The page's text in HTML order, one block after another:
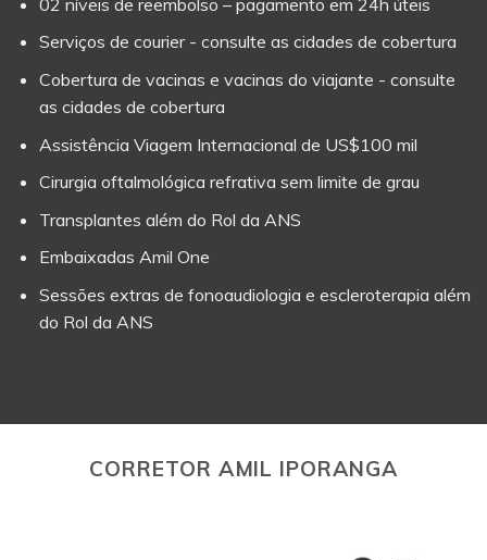
Serviços de courier - consulte as cidades de cobertura
Cobertura de vacinas e vacinas do viajante - consulte
as cidades de cobertura
Assistência Viagem Internacional de US$100 mil
Cirurgia oftalmológica refrativa sem limite de grau
Transplantes além do Rol da ANS
Embaixadas Amil One
Sessões extras de fonoaudiologia e escleroterapia além
do Rol da ANS
CORRETOR AMIL IPORANGA